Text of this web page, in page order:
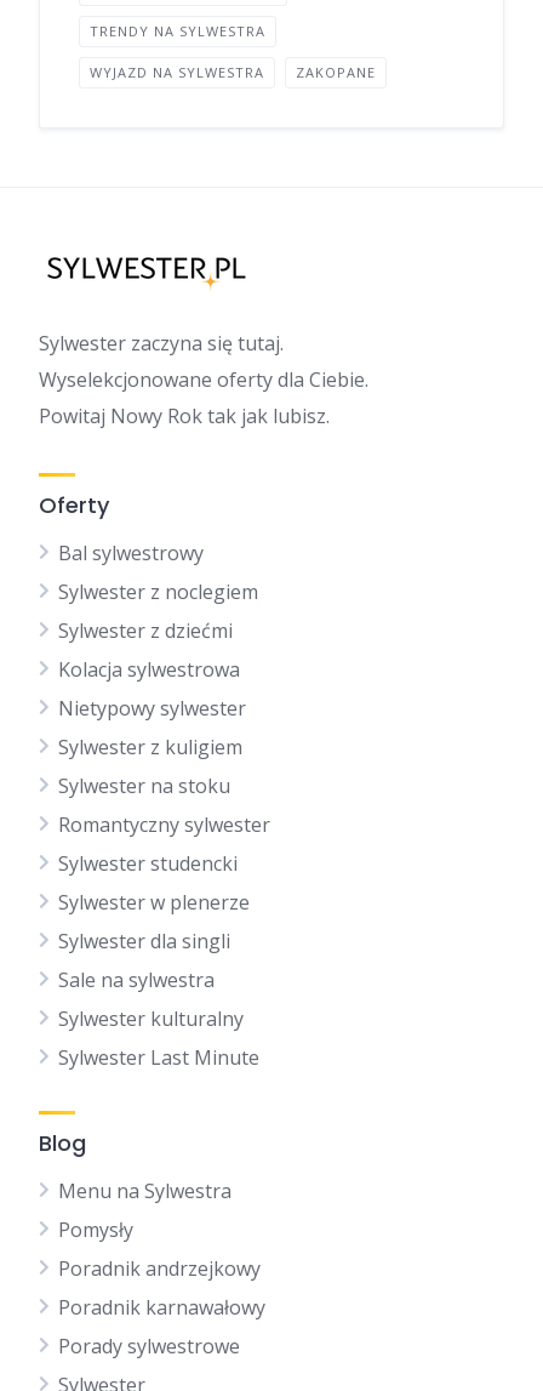
TRENDY NA SYLWESTRA
WYJAZD NA SYLWESTRA ZAKOPANE
Sylwester zaczyna się tutaj.
Wyselekcjonowane oferty dla Ciebie.
Powitaj Nowy Rok tak jak lubisz.
Oferty
Bal sylwestrowy
Sylwester z noclegiem
Sylwester z dziećmi
Kolacja sylwestrowa
Nietypowy sylwester
Sylwester z kuligiem
Sylwester na stoku
Romantyczny sylwester
Sylwester studencki
Sylwester w plenerze
Sylwester dla singli
Sale na sylwestra
Sylwester kulturalny
Sylwester Last Minute
Blog
Menu na Sylwestra
Pomysły
Poradnik andrzejkowy
Poradnik karnawałowy
Porady sylwestrowe
Sylwester